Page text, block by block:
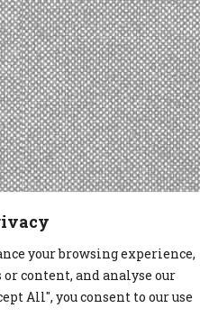
your browsing experience,
content, and analyse our
All", you consent to our use